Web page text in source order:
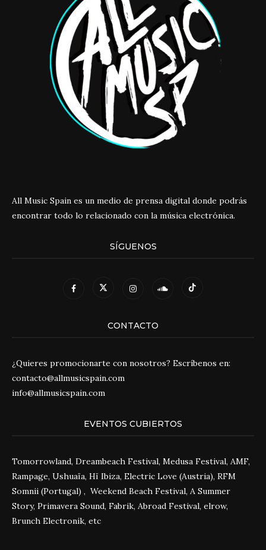
All Music Spain es un medio de prensa digital donde podrás
encontrar todo lo relacionado con la música electrónica.
SÍGUENOS
CONTACTO
¿Quieres promocionarte con nosotros? Escríbenos en:
contacto@allmusicspain.com
info@allmusicspain.com
EVENTOS CUBIERTOS
Tomorrowland, Dreambeach Festival, Medusa Festival, AMF,
Rampage, Ushuaïa, Hï Ibiza, Electric Love (Austria), RFM
Somnii (Portugal) , Weekend Beach Festival, A Summer
Story, Primavera Sound, Fabrik, Abroad Festival, elrow,
Brunch Electronik, etc